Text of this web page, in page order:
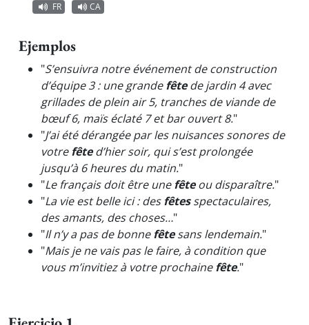
FR CA
Ejemplos
"S’ensuivra notre événement de construction
d’équipe 3 : une grandefêtede jardin 4 avec
grillades de plein air 5, tranches de viande de
bœuf 6, maïs éclaté 7 et bar ouvert 8."
"J’ai été dérangée par les nuisances sonores de
votrefêted’hier soir, qui s’est prolongée
jusqu’à 6 heures du matin."
"Le français doit être unefêteou disparaître."
"La vie est belle ici : desfêtesspectaculaires,
des amants, des choses…"
"Il n’y a pas de bonnefêtesans lendemain."
"Mais je ne vais pas le faire, à condition que
vous m’invitiez à votre prochainefête."